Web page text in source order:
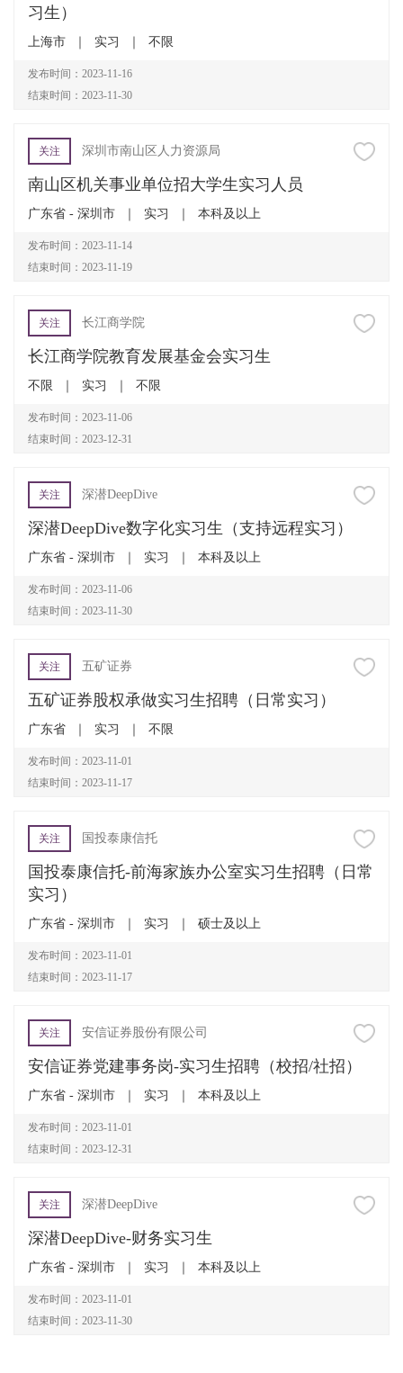
习生）
上海市 实习 不限
发布时间：2023-11-16
结束时间：2023-11-30
关注 深圳市南山区人力资源局
南山区机关事业单位招大学生实习人员
广东省 - 深圳市 实习 本科及以上
发布时间：2023-11-14
结束时间：2023-11-19
关注 长江商学院
长江商学院教育发展基金会实习生
不限 实习 不限
发布时间：2023-11-06
结束时间：2023-12-31
关注 深潜DeepDive
深潜DeepDive数字化实习生（支持远程实习）
广东省 - 深圳市 实习 本科及以上
发布时间：2023-11-06
结束时间：2023-11-30
关注 五矿证券
五矿证券股权承做实习生招聘（日常实习）
广东省 实习 不限
发布时间：2023-11-01
结束时间：2023-11-17
关注 国投泰康信托
国投泰康信托-前海家族办公室实习生招聘（日常
实习）
广东省 - 深圳市 实习 硕士及以上
发布时间：2023-11-01
结束时间：2023-11-17
关注 安信证券股份有限公司
安信证券党建事务岗-实习生招聘（校招/社招）
广东省 - 深圳市 实习 本科及以上
发布时间：2023-11-01
结束时间：2023-12-31
关注 深潜DeepDive
深潜DeepDive-财务实习生
广东省 - 深圳市 实习 本科及以上
发布时间：2023-11-01
结束时间：2023-11-30